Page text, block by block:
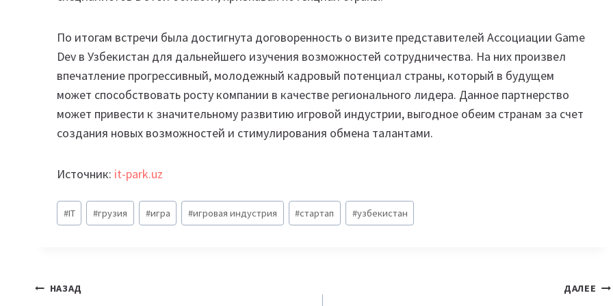
По итогам встречи была достигнута договоренность о визите представителей Ассоциации Game
Dev в Узбекистан для дальнейшего изучения возможностей сотрудничества. На них произвел
впечатление прогрессивный, молодежный кадровый потенциал страны, который в будущем
может способствовать росту компании в качестве регионального лидера. Данное партнерство
может привести к значительному развитию игровой индустрии, выгодное обеим странам за счет
создания новых возможностей и стимулирования обмена талантами.
Источник: it-park.uz
Метки
записи:
#IT #грузия #игра #игровая индустрия #стартап #узбекистан
Навигация
НАЗАД ДАЛЕЕ